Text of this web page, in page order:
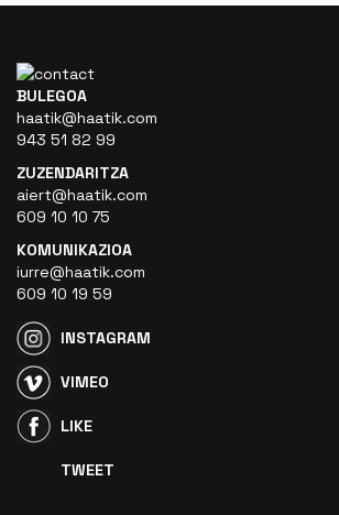
BULEGOA
haatik@haatik.com
943 51 82 99
ZUZENDARITZA
aiert@haatik.com
609 10 10 75
KOMUNIKAZIOA
iurre@haatik.com
609 10 19 59
INSTAGRAM
VIMEO
LIKE
TWEET